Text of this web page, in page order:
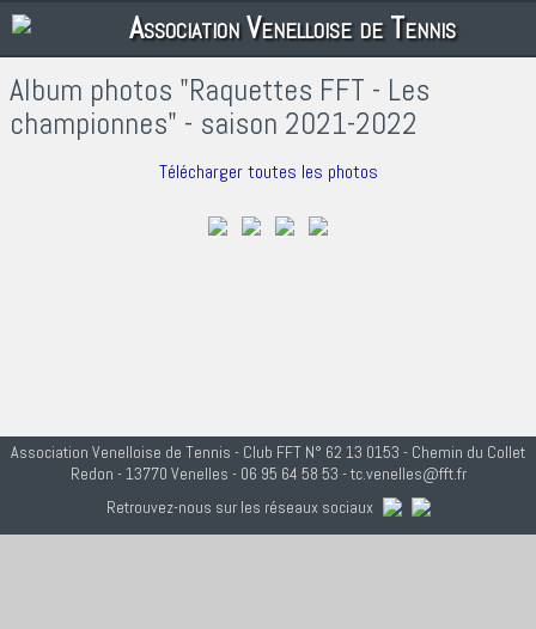
Association Venelloise de Tennis
Album photos "Raquettes FFT - Les
championnes" - saison 2021-2022
Télécharger toutes les photos
Association Venelloise de Tennis - Club FFT N° 62 13 0153 - Chemin du Collet
Redon - 13770 Venelles - 06 95 64 58 53 - tc.venelles@fft.fr
Retrouvez-nous sur les réseaux sociaux